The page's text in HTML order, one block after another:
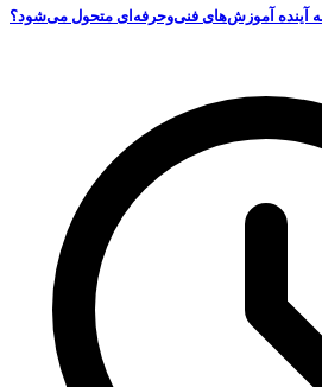
آینده آموزش‌های فنی‌وحرفه‌ای متحول می‌شود؟